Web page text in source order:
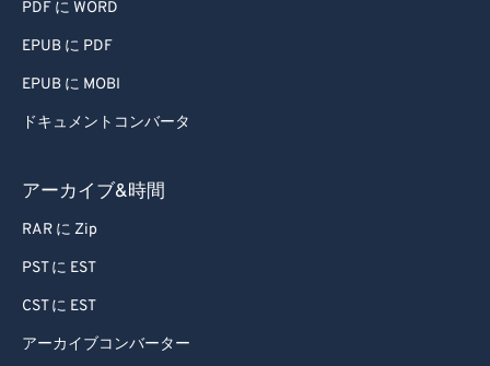
PDF に WORD
EPUB に PDF
EPUB に MOBI
ドキュメントコンバータ
アーカイブ&時間
RAR に Zip
PST に EST
CST に EST
アーカイブコンバーター